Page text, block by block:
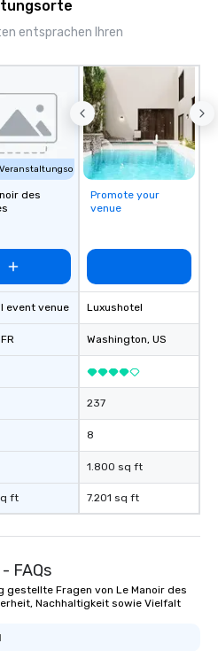
entsprachen Ihren
des
event venue
ft
Promote your
venue
Luxushotel
Washington, US
237
8
1.800 sq ft
7.201 sq ft
FAQs
gestellte Fragen von Le Manoir des
Nachhaltigkeit sowie Vielfalt